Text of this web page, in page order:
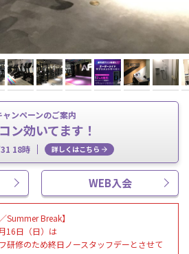
ャンペーンのご案内
ン効いてます！
18時 詳しくはこちら
WEB入会
Summer Break】
16日（日）は
研修のため終日ノースタッフデーとさせて